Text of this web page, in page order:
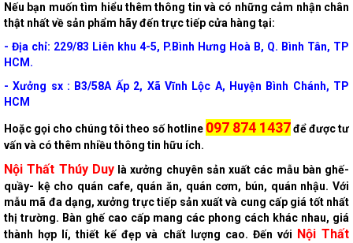
Nếu bạn muốn tìm hiểu thêm thông tin và có những cảm nhận chân
thật nhất về sản phẩm hãy đến trực tiếp cửa hàng tại:
- Địa chỉ: 229/83 Liên khu 4-5, P.Bình Hưng Hoà B, Q. Bình Tân, TP
HCM.
- Xưởng sx : B3/58A Ấp 2, Xã Vĩnh Lộc A, Huyện Bình Chánh, TP
HCM
Hoặc gọi cho chúng tôi theo số hotline 097 874 1437để được tư
vấn và có thêm nhiều thông tin hữu ích.
Nội Thất Thúy Duylà xưởng chuyên sản xuất các mẫu bàn ghế-
quầy- kệ cho quán cafe, quán ăn, quán cơm, bún, quán nhậu. Với
mẫu mã đa dạng, xưởng trực tiếp sản xuất và cung cấp giá tốt nhất
thị trường. Bàn ghế cao cấp mang các phong cách khác nhau, giá
thành hợp lí, thiết kế đẹp và chất lượng cao. Đến với Nội Thất